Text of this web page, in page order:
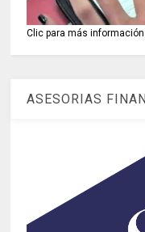
Clic para más información
ASESORIAS